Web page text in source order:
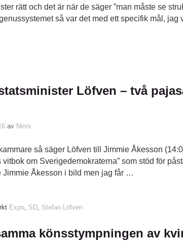
rätt och det är när de säger ”man måste se
så var det med ett specifik mål,
Löfven – två
av Ninni
så säger Löfven till Jimmie Åkesson
vitbok om Sverigedemokraterna” som stöd för
Jimmie Åkesson i bild men jag får …
Expo, SD, Stefan Löfven
könsstympningen av